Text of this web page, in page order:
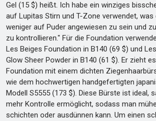
Gel (15 $) heißt. Ich habe ein winziges
auf Lupitas Stirn und T-Zone verwendet,
weniger auf Puder angewiesen zu sein und
zu kontrollieren." Für die Foundation
Les Beiges Foundation in B140 (69 $) und
Glow Sheer Powder in B140 (61 $). Er zieht
Foundation mit einem dichten
wie dem hochwertigen handgefertigten
Modell S5555 (173 $). Diese Bürste ist ideal,
mehr Kontrolle ermöglicht, sodass man
schichten oder ausdünnen kann. Um einen